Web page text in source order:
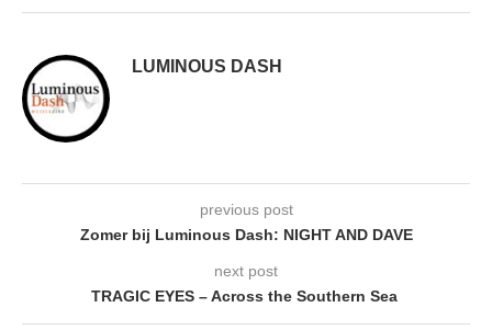
LUMINOUS DASH
previous post
Zomer bij Luminous Dash: NIGHT AND DAVE
next post
TRAGIC EYES – Across the Southern Sea